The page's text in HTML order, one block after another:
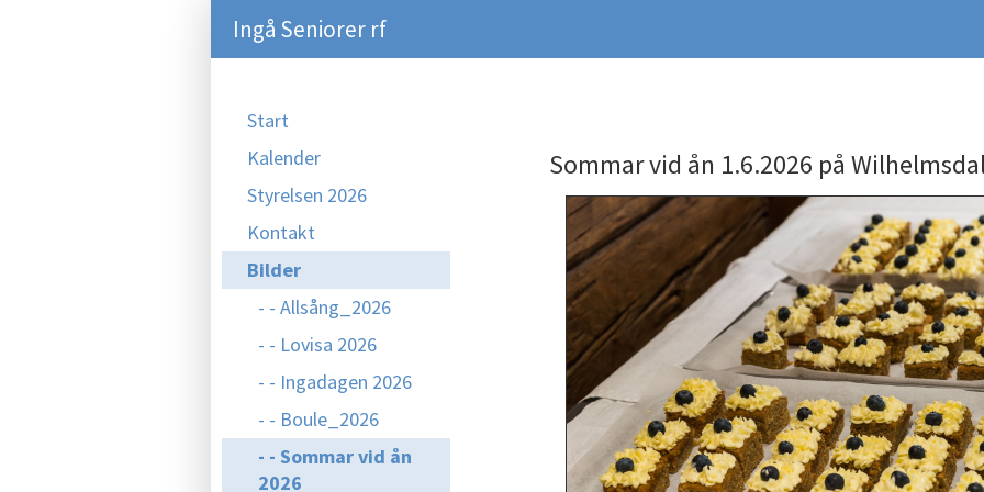
Ingå Seniorer rf
Start
Kalender
Styrelsen 2026
Kontakt
Bilder
- - Allsång_2026
- - Lovisa 2026
- - Ingadagen 2026
- - Boule_2026
- - Sommar vid ån
2026
Sommar vid ån 1.6.2026 på